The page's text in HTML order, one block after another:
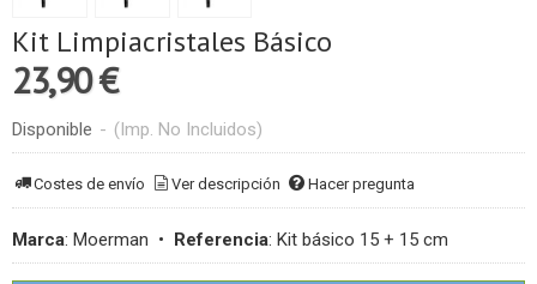
Kit Limpiacristales Básico
23,90 €
Disponible - (Imp. No Incluidos)
Costes de envío Ver descripción Hacer pregunta
Marca: Moerman • Referencia: Kit básico 15 + 15 cm